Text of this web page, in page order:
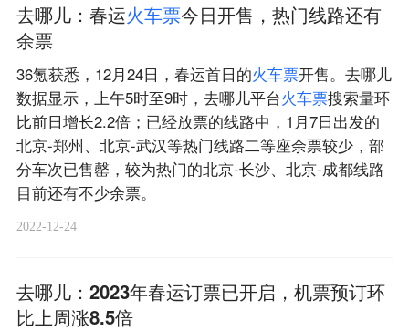
去哪儿：春运火车票今日开售，热门线路还有
余票
36氪获悉，12月24日，春运首日的火车票开售。去哪儿
数据显示，上午5时至9时，去哪儿平台火车票搜索量环
比前日增长2.2倍；已经放票的线路中，1月7日出发的
北京-郑州、北京-武汉等热门线路二等座余票较少，部
分车次已售罄，较为热门的北京-长沙、北京-成都线路
目前还有不少余票。
2022-12-24
去哪儿：2023年春运订票已开启，机票预订环
比上周涨8.5倍